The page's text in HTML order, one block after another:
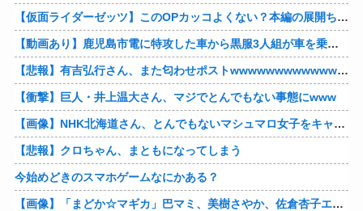
【仮面ライダーゼッツ】このOPカッコよくない？本編の展開ちゃんと反映してて完成度高いし
【動画あり】鹿児島市電に特攻した車から黒服3人組が車を乗り捨てて逃走
【悲報】有吉弘行さん、また匂わせポストwwwwwwwwwwwwwwww
【衝撃】巨人・井上温大さん、マジでとんでもない事態にwww
【画像】NHK北海道さん、とんでもないマシュマロ女子をキャスターに起用してしまうwwwwwwww
【悲報】クロちゃん、まともになってしまう
今始めどきのスマホゲームなにかある？
【画像】「まどか☆マギカ」巴マミ、美樹さやか、佐倉杏子エロすぎ放課後えんこーハメ撮りどぴゅどぴゅエチエチが最高すぎる❣